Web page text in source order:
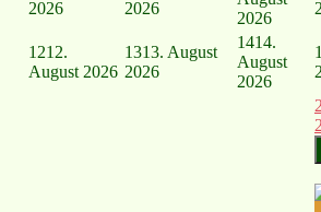
2026
2026
2026
1212.
August 2026
1313. August
2026
1414.
August
2026